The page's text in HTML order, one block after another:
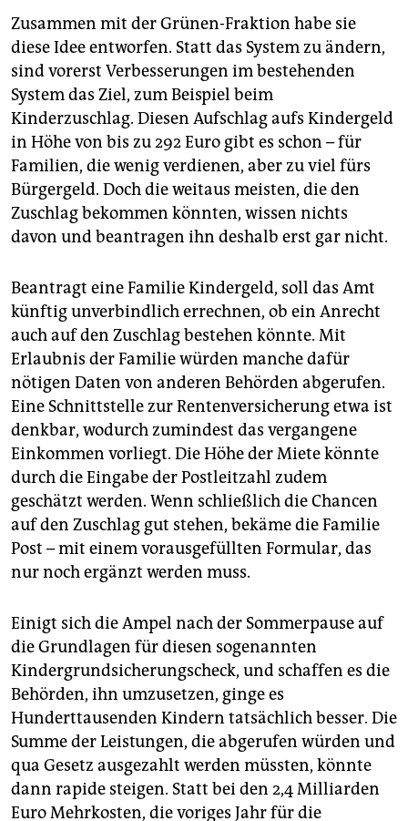
Zusammen mit der Grünen-Fraktion habe sie
diese Idee entworfen. Statt das System zu ändern,
sind vorerst Verbesserungen im bestehenden
System das Ziel, zum Beispiel beim
Kinderzuschlag. Diesen Aufschlag aufs Kindergeld
in Höhe von bis zu 292 Euro gibt es schon – für
Familien, die wenig verdienen, aber zu viel fürs
Bürgergeld. Doch die weitaus meisten, die den
Zuschlag bekommen könnten, wissen nichts
davon und beantragen ihn deshalb erst gar nicht.
Beantragt eine Familie Kindergeld, soll das Amt
künftig unverbindlich errechnen, ob ein Anrecht
auch auf den Zuschlag bestehen könnte. Mit
Erlaubnis der Familie würden manche dafür
nötigen Daten von anderen Behörden abgerufen.
Eine Schnittstelle zur Rentenversicherung etwa ist
denkbar, wodurch zumindest das vergangene
Einkommen vorliegt. Die Höhe der Miete könnte
durch die Eingabe der Postleitzahl zudem
geschätzt werden. Wenn schließlich die Chancen
auf den Zuschlag gut stehen, bekäme die Familie
Post – mit einem vorausgefüllten Formular, das
nur noch ergänzt werden muss.
Einigt sich die Ampel nach der Sommerpause auf
die Grundlagen für diesen sogenannten
Kindergrundsicherungscheck, und schaffen es die
Behörden, ihn umzusetzen, ginge es
Hunderttausenden Kindern tatsächlich besser. Die
Summe der Leistungen, die abgerufen würden und
qua Gesetz ausgezahlt werden müssten, könnte
dann rapide steigen. Statt bei den 2,4 Milliarden
Euro Mehrkosten, die voriges Jahr für die